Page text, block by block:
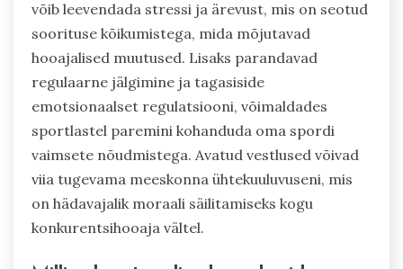
võib leevendada stressi ja ärevust, mis on seotud
soorituse kõikumistega, mida mõjutavad
hooajalised muutused. Lisaks parandavad
regulaarne jälgimine ja tagasiside
emotsionaalset regulatsiooni, võimaldades
sportlastel paremini kohanduda oma spordi
vaimsete nõudmistega. Avatud vestlused võivad
viia tugevama meeskonna ühtekuuluvuseni, mis
on hädavajalik moraali säilitamiseks kogu
konkurentsihooaja vältel.